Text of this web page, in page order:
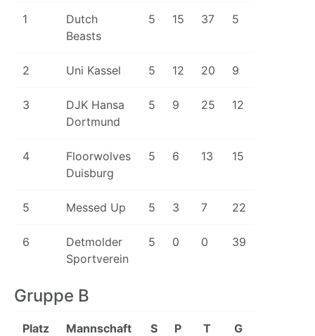
1
Dutch
Beasts
5 15 37 5
2 Uni Kassel 5 12 20 9
3
DJK Hansa
Dortmund
5 9 25 12
4
Floorwolves
Duisburg
5 6 13 15
5 Messed Up 5 3 7 22
6
Detmolder
Sportverein
5 0 0 39
Gruppe B
Platz Mannschaft S P T G